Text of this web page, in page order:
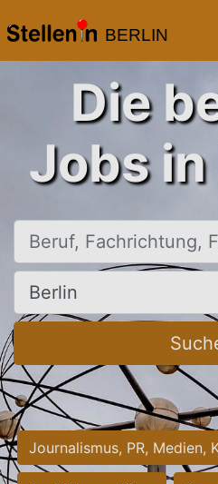
BERLIN
Die
Jobs
Beruf, Fachrichtung, Firma
Ort, Stadt
Journalismus, PR, Medien,